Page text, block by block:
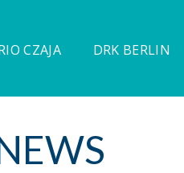
CZAJA DRK BERLIN